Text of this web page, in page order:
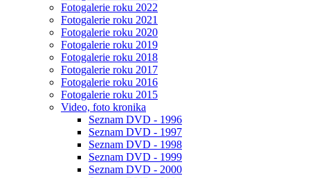
Fotogalerie roku 2022
Fotogalerie roku 2021
Fotogalerie roku 2020
Fotogalerie roku 2019
Fotogalerie roku 2018
Fotogalerie roku 2017
Fotogalerie roku 2016
Fotogalerie roku 2015
Video, foto kronika
Seznam DVD - 1996
Seznam DVD - 1997
Seznam DVD - 1998
Seznam DVD - 1999
Seznam DVD - 2000